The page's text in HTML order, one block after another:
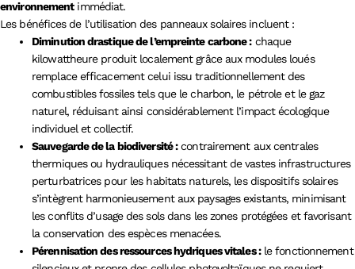
environnementimmédiat.
Les bénéfices de l’utilisation des panneaux solaires incluent :
Diminution drastique de l’empreinte carbone :chaque
kilowattheure produit localement grâce aux modules loués
remplace efficacement celui issu traditionnellement des
combustibles fossiles tels que le charbon, le pétrole et le gaz
naturel, réduisant ainsi considérablement l’impact écologique
individuel et collectif.
Sauvegarde de la biodiversité :contrairement aux centrales
thermiques ou hydrauliques nécessitant de vastes infrastructures
perturbatrices pour les habitats naturels, les dispositifs solaires
s’intègrent harmonieusement aux paysages existants, minimisant
les conflits d’usage des sols dans les zones protégées et favorisant
la conservation des espèces menacées.
Pérennisation des ressources hydriques vitales :le fonctionnement